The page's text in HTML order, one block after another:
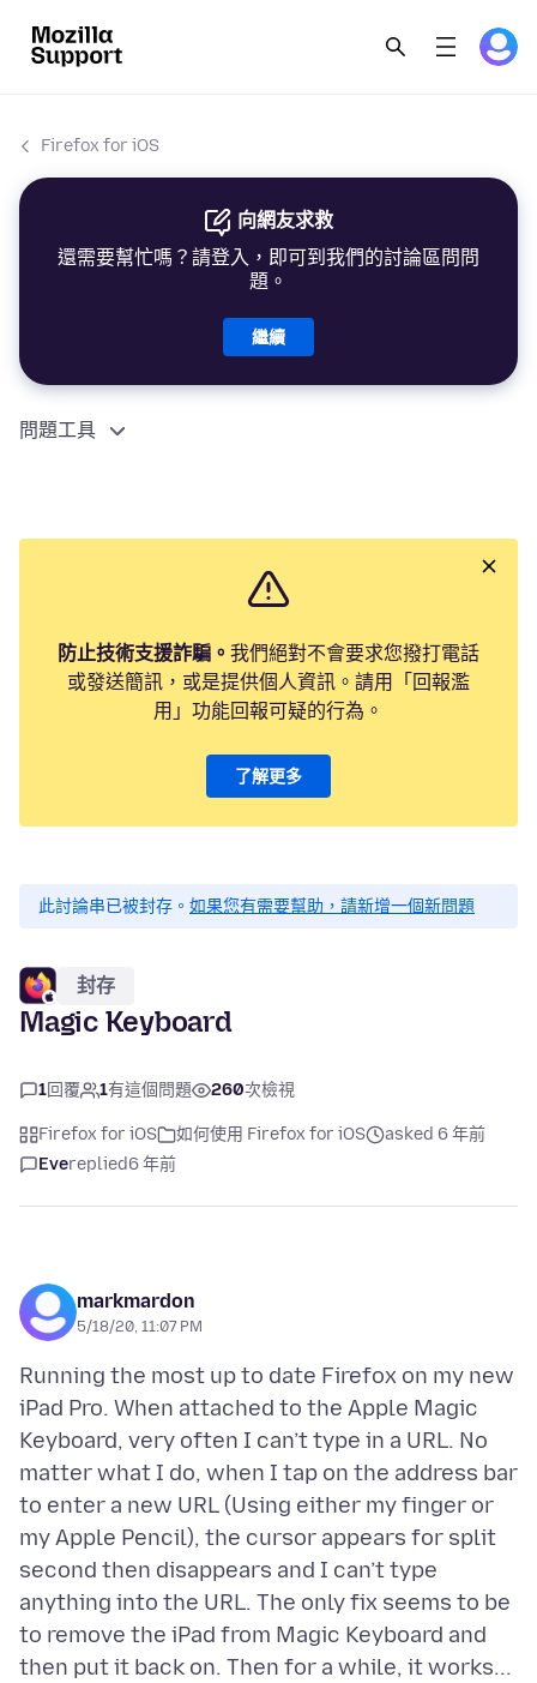
Firefox for iOS
向網友求救
還需要幫忙嗎？請登入，即可到我們的討論區問問
題。
繼續
問題工具
防止技術支援詐騙。 我們絕對不會要求您撥打電話
或發送簡訊，或是提供個人資訊。請用「回報濫
用」功能回報可疑的行為。
了解更多
此討論串已被封存。 如果您有需要幫助，請新增一個新問題
封存
Magic Keyboard
1回覆 1有這個問題 260次檢視
Firefox for iOS 如何使用 Firefox for iOS
asked 6 年前
Evereplied6 年前
markmardon
5/18/20, 11:07 PM
Running the most up to date Firefox on my new
iPad Pro. When attached to the Apple Magic
Keyboard, very often I can’t type in a URL. No
matter what I do, when I tap on the address bar
to enter a new URL (Using either my finger or
my Apple Pencil), the cursor appears for split
second then disappears and I can’t type
anything into the URL. The only fix seems to be
to remove the iPad from Magic Keyboard and
then put it back on. Then for a while, it works...